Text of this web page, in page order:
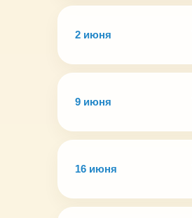
2 июня
9 июня
16 июня